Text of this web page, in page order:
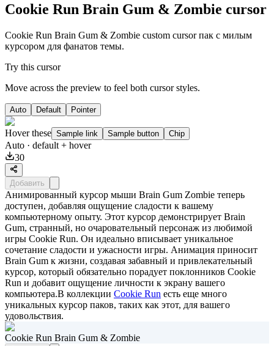
Cookie Run Brain Gum & Zombie cursor
Cookie Run Brain Gum & Zombie custom cursor пак с милым
курсором для фанатов темы.
Try this cursor
Move across the preview to feel both cursor styles.
Auto Default Pointer
Hover these Sample link Sample button Chip
Auto · default + hover
30
Добавить
Анимированный курсор мыши Brain Gum Zombie теперь
доступен, добавляя ощущение сладости к вашему
компьютерному опыту. Этот курсор демонстрирует Brain
Gum, странный, но очаровательный персонаж из любимой
игры Cookie Run. Он идеально вписывает уникальное
сочетание сладости и ужасности игры. Анимация приносит
Brain Gum к жизни, создавая забавный и привлекательный
курсор, который обязательно порадует поклонников Cookie
Run и добавит ощущение личности к экрану вашего
компьютера.В коллекции Cookie Run есть еще много
уникальных курсор паков, таких как этот, для вашего
удовольствия.
Cookie Run Brain Gum & Zombie